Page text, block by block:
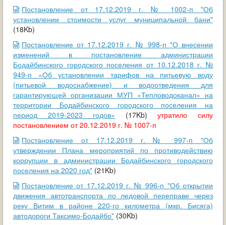
Постановление от 17.12.2019 г. № 1002-п "Об
установлении стоимости услуг муниципальной бани"
(18Kb)
Постановление от 17.12.2019 г. № 998-п "О внесении
изменений в постановление администрации
Бодайбинского городского поселения от 10.12.2018 г. №
949-п «Об установлении тарифов на питьевую воду
(питьевой водоснабжение) и водоотведения для
гарантирующей организации МУП «Тепловодоканал» на
территории Бодайбинского городского поселения на
период 2019-2023 годов» (17Kb)утратило силу
постановлением от 20.12.2019 г. № 1007-п
Постановление от 17.12.2019 г. № 997-п "Об
утверждении Плана мероприятий по противодействию
коррупции в администрации Бодайбинского городского
поселения на 2020 год" (21Kb)
Постановление от 17.12.2019 г. № 996-п "Об открытии
движения автотранспорта по ледовой переправе через
реку Витим в районе 220-го километра (мкр. Бисяга)
автодороги Таксимо-Бодайбо" (30Kb)